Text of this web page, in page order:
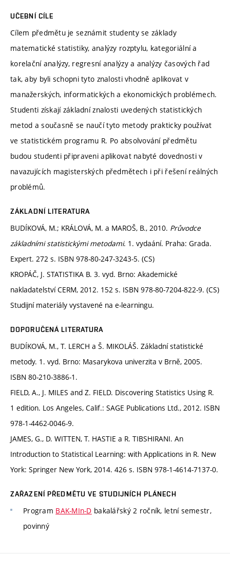
UČEBNÍ CÍLE
Cílem předmětu je seznámit studenty se základy
matematické statistiky, analýzy rozptylu, kategoriální a
korelační analýzy, regresní analýzy a analýzy časových řad
tak, aby byli schopni tyto znalosti vhodně aplikovat v
manažerských, informatických a ekonomických problémech.
Studenti získají základní znalosti uvedených statistických
metod a současně se naučí tyto metody prakticky používat
ve statistickém programu R. Po absolvování předmětu
budou studenti připraveni aplikovat nabyté dovednosti v
navazujících magisterských předmětech i při řešení reálných
problémů.
ZÁKLADNÍ LITERATURA
BUDÍKOVÁ, M.; KRÁLOVÁ, M. a MAROŠ, B., 2010. Průvodce
základními statistickými metodami. 1. vydaání. Praha: Grada.
Expert. 272 s. ISBN 978-80-247-3243-5. (CS)
KROPÁČ, J. STATISTIKA B. 3. vyd. Brno: Akademické
nakladatelství CERM, 2012. 152 s. ISBN 978-80-7204-822-9. (CS)
Studijní materiály vystavené na e-learningu.
DOPORUČENÁ LITERATURA
BUDÍKOVÁ, M., T. LERCH a Š. MIKOLÁŠ. Základní statistické
metody. 1. vyd. Brno: Masarykova univerzita v Brně, 2005.
ISBN 80-210-3886-1.
FIELD, A., J. MILES and Z. FIELD. Discovering Statistics Using R.
1 edition. Los Angeles, Calif.: SAGE Publications Ltd., 2012. ISBN
978-1-4462-0046-9.
JAMES, G., D. WITTEN, T. HASTIE a R. TIBSHIRANI. An
Introduction to Statistical Learning: with Applications in R. New
York: Springer New York, 2014. 426 s. ISBN 978-1-4614-7137-0.
ZAŘAZENÍ PŘEDMĚTU VE STUDIJNÍCH PLÁNECH
Program BAK-MIn-D bakalářský 2 ročník, letní semestr,
povinný